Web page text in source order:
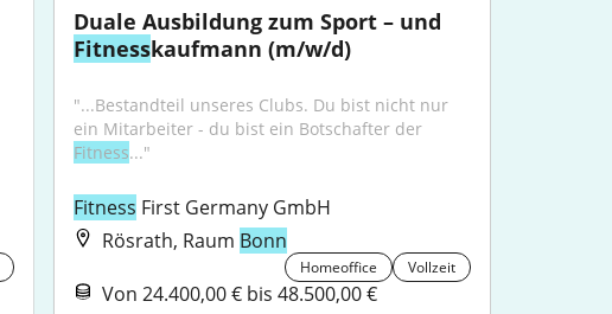
Fitnesskaufmann (m/w/d)
"...Bestandteil unseres Clubs. Du bist nicht nur
ein Mitarbeiter - du bist ein Botschafter der
Fitness..."
Fitness First Germany GmbH
Rösrath, Raum Bonn
Homeoffice Vollzeit
Von 24.400,00 € bis 48.500,00 €